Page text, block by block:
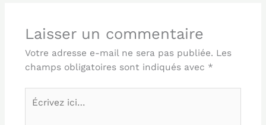
Laisser un commentaire
Votre adresse e-mail ne sera pas publiée. Les
champs obligatoires sont indiqués avec *
ici…